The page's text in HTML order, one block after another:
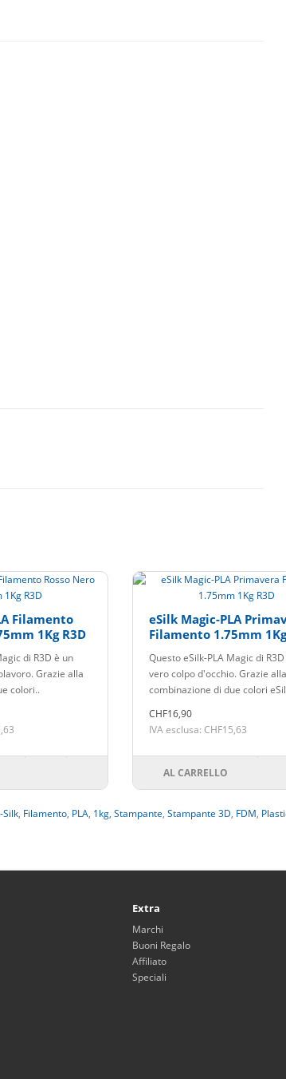
Filamento
1Kg R3D
di R3D è un
Grazie alla
colori..
eSilk Magic-PLA
Filamento 1.75mm
Questo eSilk-PLA Magic di
vero colpo d'occhio. Grazie alla
combinazione di due colori
CHF16,90
IVA esclusa: CHF15,63
AL CARRELLO
Silk, Filamento, PLA, 1kg, Stampante, Stampante 3D, FDM,
Extra
Marchi
Buoni Regalo
Affiliato
Speciali